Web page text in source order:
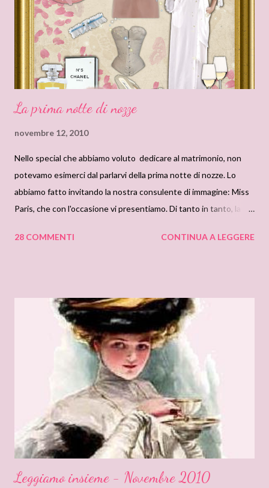
sorteggiato Martedi 23 novembre . Il primo numero della ruota
nazionale del lotto determinera...
La prima notte di nozze
novembre 12, 2010
Nello special che abbiamo voluto dedicare al matrimonio, non
potevamo esimerci dal parlarvi della prima notte di nozze. Lo
abbiamo fatto invitando la nostra consulente di immagine: Miss
Paris, che con l'occasione vi presentiamo. Di tanto in tanto, la
Parola dunque alla nostra esperta : Miss Paris. Mie care
chiudiamo gli occhi e immaginiamo... Ho pensato ad un minimal di
classe e un pò retrò...Camicina rosa cipria ( D&G), semplice, ma
elegante, abbinata ad un bustino bianco virginale (La Perla), per
dare a tutto l'insieme quel pizzico di erotismo che non deve mai
mancare. Vestaglia morbida in seta bianca ( La Perla ) abbinata a
sabot impreziositi da pietre Swarovski. A completare la mise l...
28 COMMENTI CONTINUA A LEGGERE
Leggiamo insieme - Novembre 2010